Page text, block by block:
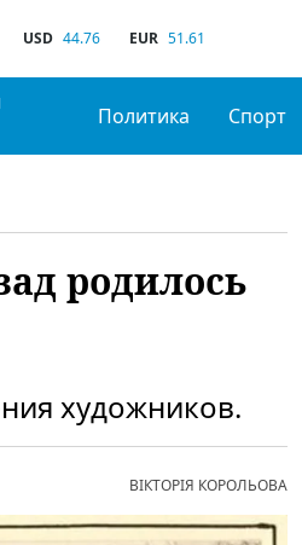
USD 44.76 EUR 51.61
Политика Спорт
родилось
художников.
ВІКТОРІЯ КОРОЛЬОВА